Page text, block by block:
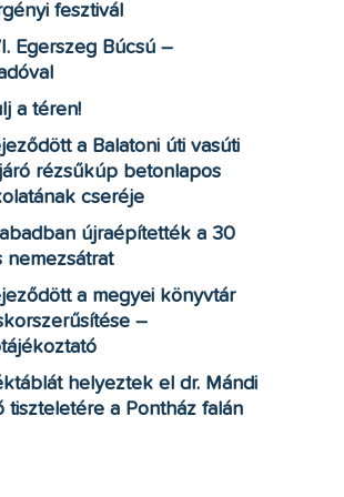
fesztivál
Egerszeg Búcsú –
a téren!
a Balatoni úti vasúti
rézsűkúp betonlapos
cseréje
újraépítették a 30
nemezsátrat
a megyei könyvtár
–
helyeztek el dr. Mándi
tiszteletére a Pontház falán